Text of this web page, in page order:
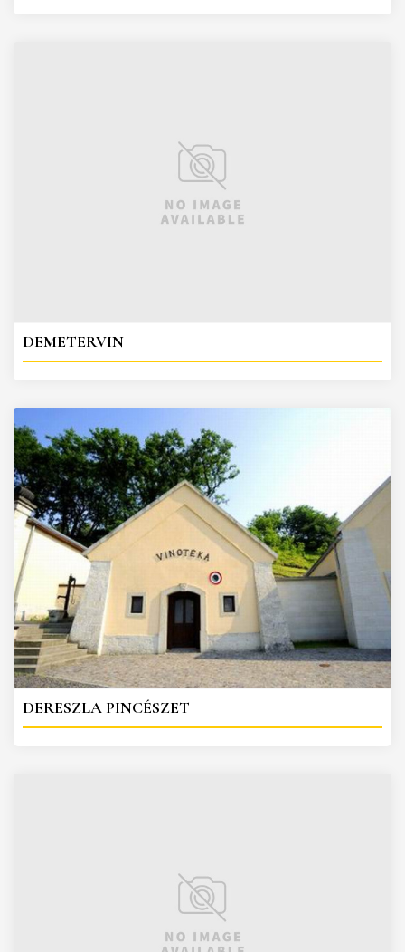
DEMETERVIN
DERESZLA PINCÉSZET